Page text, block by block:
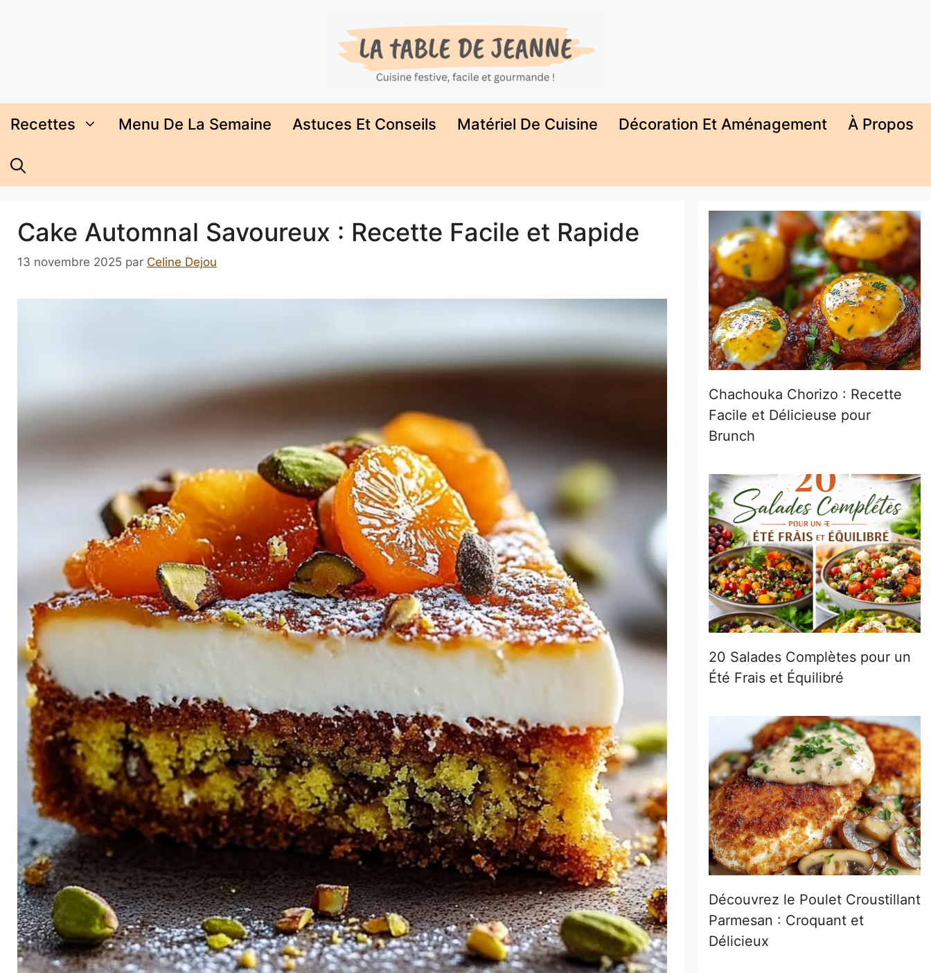
Recettes Menu De La Semaine Astuces Et Conseils Matériel De Cuisine Décoration Et Aménagement À Propos
Cake Automnal Savoureux : Recette Facile et Rapide
13 novembre 2025 par Celine Dejou
Chachouka Chorizo : Recette
Facile et Délicieuse pour
Brunch
20 Salades Complètes pour un
Été Frais et Équilibré
Découvrez le Poulet Croustillant
Parmesan : Croquant et
Délicieux